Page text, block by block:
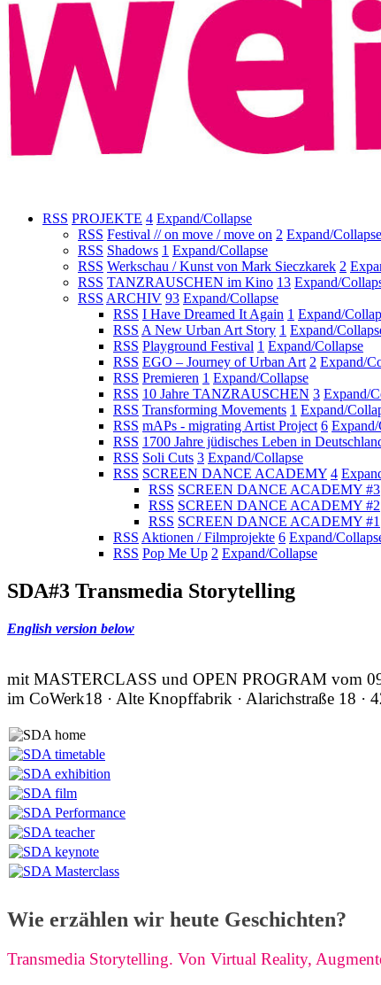
RSS PROJEKTE 4 Expand/Collapse
RSS Festival // on move / move on 2 Expand/Collapse
RSS Shadows 1 Expand/Collapse
RSS Werkschau / Kunst von Mark Sieczkarek 2
RSS TANZRAUSCHEN im Kino 13 Expand/
RSS ARCHIV 93 Expand/Collapse
RSS I Have Dreamed It Again 1 Expand/
RSS A New Urban Art Story 1 Expand/
RSS Playground Festival 1 Expand/Collapse
RSS EGO – Journey of Urban Art 2 Expand/
RSS Premieren 1 Expand/Collapse
RSS 10 Jahre TANZRAUSCHEN 3 Expand/
RSS Transforming Movements 1 Expand/
RSS mAPs - migrating Artist Project 6
RSS 1700 Jahre jüdisches Leben in
RSS Soli Cuts 3 Expand/Collapse
RSS SCREEN DANCE ACADEMY 4
RSS SCREEN DANCE ACADEMY #3
RSS SCREEN DANCE ACADEMY #2
RSS SCREEN DANCE ACADEMY #1
RSS Aktionen / Filmprojekte 6 Expand/
RSS Pop Me Up 2 Expand/Collapse
SDA#3 Transmedia Storytelling
English version below
mit MASTERCLASS und OPEN PROGRAM vom
im CoWerk18 · Alte Knopffabrik · Alarichstraße 18 ·
Wie erzählen wir heute Geschichten?
Transmedia Storytelling. Von Virtual Reality,